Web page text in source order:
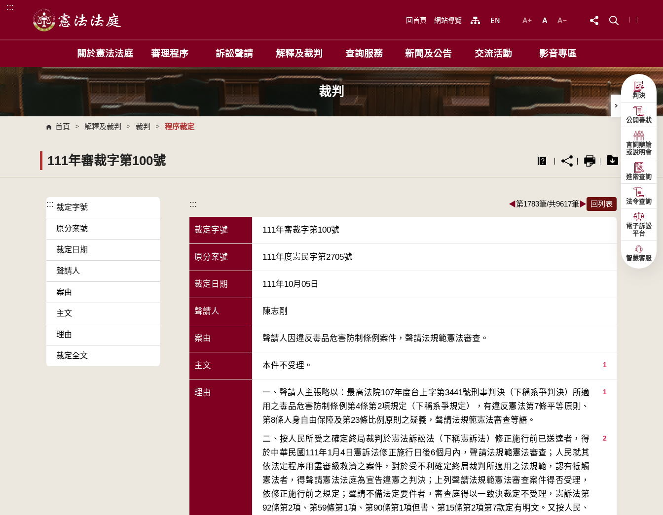
跳到主要內容區塊
:::
回首頁 網站導覽
關於憲法法庭 審理程序 訴訟聲請 解釋及裁判 查詢服務 新聞及公告 交流活動 影音專區
裁判
首頁 > 解釋及裁判 > 裁判 > 程序裁定
111年審裁字第100號
::: 裁定字號
原分案號
裁定日期
聲請人
案由
主文
理由
裁定全文
::: ◀第1783筆/共9617筆▶ 回列表
裁定字號 111年審裁字第100號
原分案號 111年度憲民字第2705號
裁定日期 111年10月05日
聲請人 陳志剛
案由 聲請人因違反毒品危害防制條例案件，聲請法規範憲法審查。
主文 1
本件不受理。
理由 1
一、聲請人主張略以：最高法院107年度台上字第3441號刑事判決（下稱系爭判決）所適
用之毒品危害防制條例第4條第2項規定（下稱系爭規定），有違反憲法第7條平等原則、
2
二、按人民所受之確定終局裁判於憲法訴訟法（下稱憲訴法）修正施行前已送達者，得
於中華民國111年1月4日憲訴法修正施行日後6個月內，聲請法規範憲法審查；人民就其
依法定程序用盡審級救濟之案件，對於受不利確定終局裁判所適用之法規範，認有牴觸
憲法者，得聲請憲法法庭為宣告違憲之判決；上列聲請法規範憲法審查案件得否受理，
依修正施行前之規定；聲請不備法定要件者，審查庭得以一致決裁定不受理，憲訴法第
92條第2項、第59條第1項、第90條第1項但書、第15條第2項第7款定有明文。又按人民、
判決
公開書狀
言詞辯論
或說明會
進階查詢
法令查詢
電子訴訟
平台
智慧客服